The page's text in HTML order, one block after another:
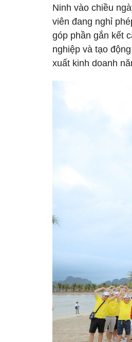
Ninh vào chiều
viên đang nghỉ
góp phần gắn kết
nghiệp và tạo
xuất kinh doanh